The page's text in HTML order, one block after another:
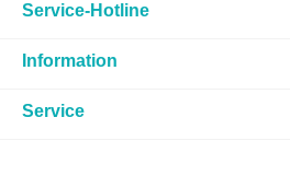
Service-Hotline
Information
Service